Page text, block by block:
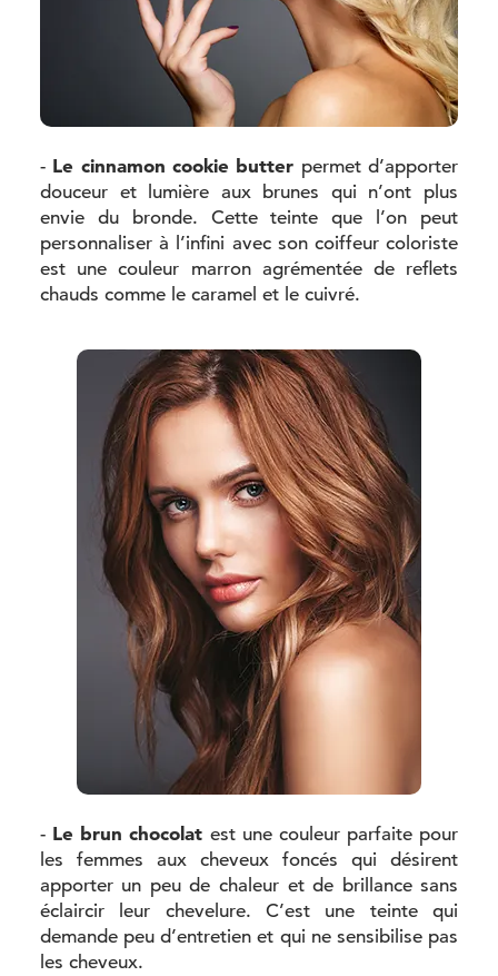
- Le cinnamon cookie butter permet d’apporter
douceur et lumière aux brunes qui n’ont plus
envie du bronde. Cette teinte que l’on peut
personnaliser à l’infini avec son coiffeur coloriste
est une couleur marron agrémentée de reflets
chauds comme le caramel et le cuivré.
- Le brun chocolat est une couleur parfaite pour
les femmes aux cheveux foncés qui désirent
apporter un peu de chaleur et de brillance sans
éclaircir leur chevelure. C’est une teinte qui
demande peu d’entretien et qui ne sensibilise pas
les cheveux.